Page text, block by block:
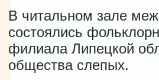
В читальном зале
состоялись
филиала Липецкой
общества слепых.